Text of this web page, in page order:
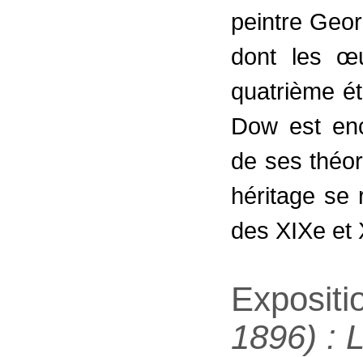
peintre
dont les
quatrième
Dow est
de ses
héritage se
des XIXe et
1896) :